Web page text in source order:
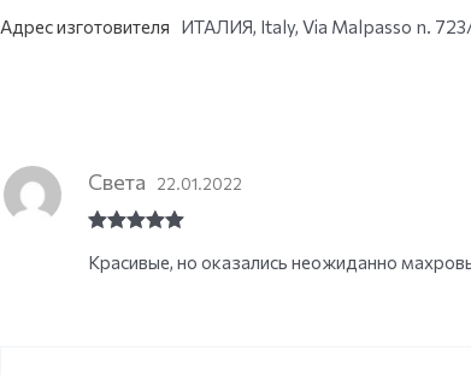
Адрес изготовителя ИТАЛИЯ, Italy, Via Malpasso n.
of 5
Света 22.01.2022
Красивые, но оказались неожиданно